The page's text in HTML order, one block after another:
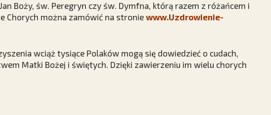
Boży, św. Peregryn czy św. Dymfna, którą razem z różańcem i
Chorych można zamówić na stronie www.Uzdrowienie-
wciąż tysiące Polaków mogą się dowiedzieć o cudach,
Matki Bożej i świętych. Dzięki zawierzeniu im wielu chorych